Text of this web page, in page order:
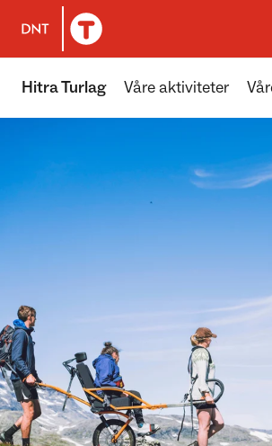
Til DNT.no forside
Hitra Turlag Våre aktiviteter